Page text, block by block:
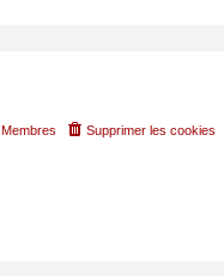
Supprimer les cookies
Membres